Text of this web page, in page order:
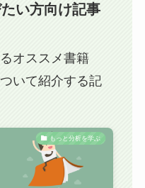
い方向け記事
オススメ書籍
いて紹介する記
もっと分析を学ぶ